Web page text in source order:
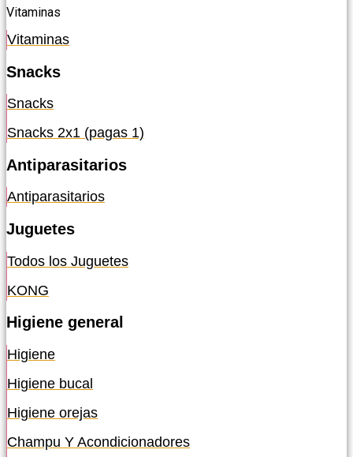
Vitaminas
Vitaminas
Snacks
Snacks
Snacks 2x1 (pagas 1)
Antiparasitarios
Antiparasitarios
Juguetes
Todos los Juguetes
KONG
Higiene general
Higiene
Higiene bucal
Higiene orejas
Champu Y Acondicionadores